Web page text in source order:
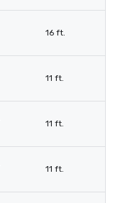
16 ft.
11 ft.
11 ft.
11 ft.